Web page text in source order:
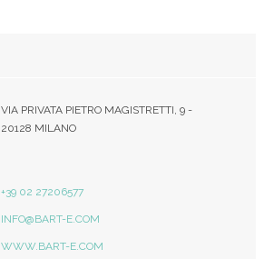
VIA PRIVATA PIETRO MAGISTRETTI, 9 -
20128 MILANO
+39 02 27206577
INFO@BART-E.COM
WWW.BART-E.COM